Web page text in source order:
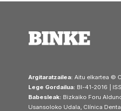
Argitaratzailea: Aitu elkartea ©
Lege Gordailua: BI-41-2016 |
Babesleak: Bizkaiko Foru
Usansoloko Udala, Clínica